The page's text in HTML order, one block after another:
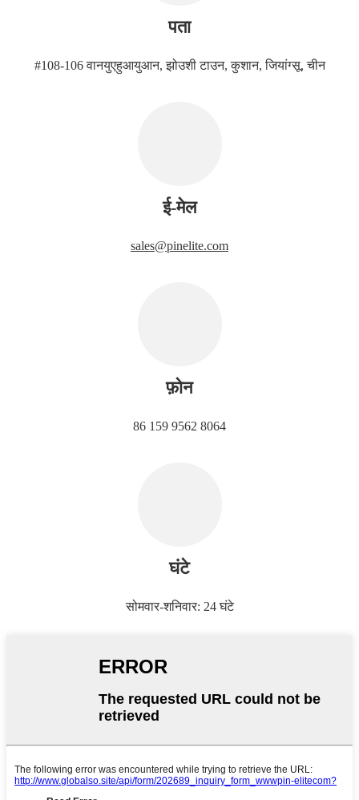
पता
#108-106 वानयुएहुआयुआन, झोउशी टाउन, कुशान, जियांग्सू, चीन
ई-मेल
sales@pinelite.com
फ़ोन
86 159 9562 8064
घंटे
सोमवार-शनिवार: 24 घंटे